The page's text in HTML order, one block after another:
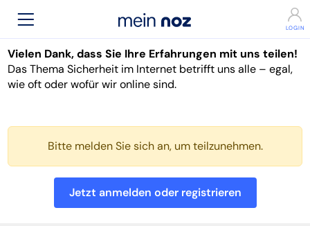
Vielen Dank, dass Sie Ihre Erfahrungen mit uns teilen!
Das Thema Sicherheit im Internet betrifft uns alle – egal,
wie oft oder wofür wir online sind.
Bitte melden Sie sich an, um teilzunehmen.
Jetzt anmelden oder registrieren